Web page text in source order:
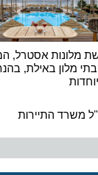
אסטרל, המונה
מלון באילת, בהנחות
התיירות